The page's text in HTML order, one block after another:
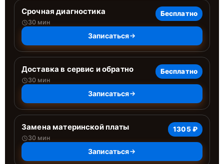
Срочная диагностика
30 мин
Бесплатно
Записаться
Доставка в сервис и обратно
30 мин
Бесплатно
Записаться
Замена материнской платы
30 мин
1305 ₽
Записаться